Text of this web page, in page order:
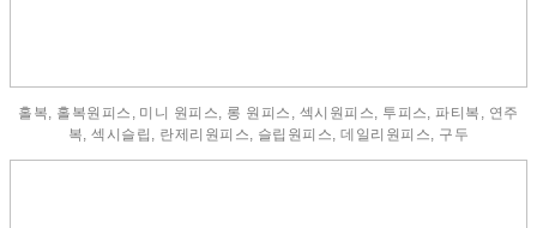
홀복, 홀복원피스, 미니 원피스, 롱 원피스, 섹시원피스, 투피스, 파티복, 연주
복, 섹시슬립, 란제리원피스, 슬립원피스, 데일리원피스, 구두